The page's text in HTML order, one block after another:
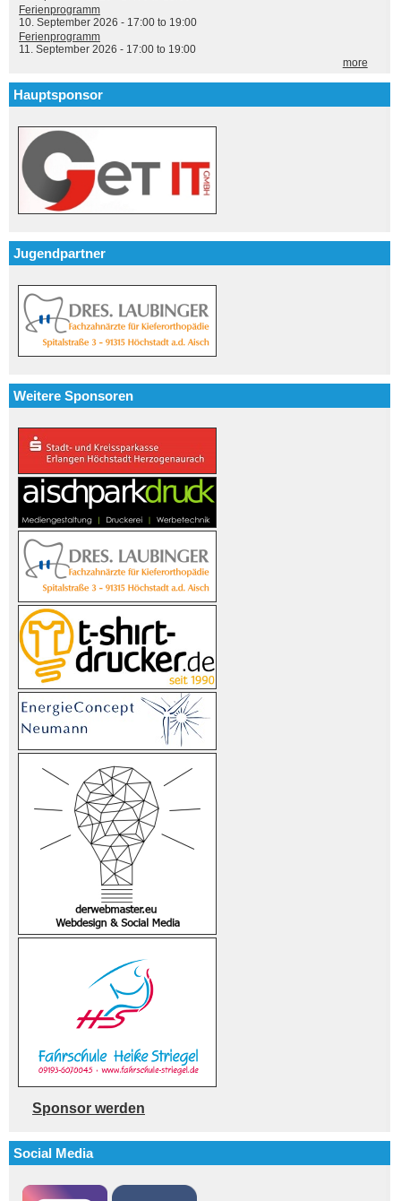
Ferienprogramm
10. September 2026 - 17:00 to 19:00
Ferienprogramm
11. September 2026 - 17:00 to 19:00
more
Hauptsponsor
Jugendpartner
Weitere Sponsoren
Sponsor werden
Social Media